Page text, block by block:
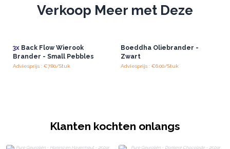
Verkoop Meer met Deze
3xBack Flow Wierook
Brander - Small Pebbles
Adviesprijs : €7.80/Stuk
Boeddha Oliebrander -
Zwart
Adviesprijs : €6.00/Stuk
Klanten kochten onlangs